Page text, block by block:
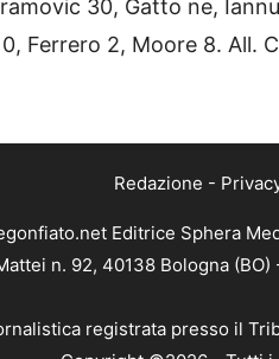
30, Gatto ne,
Ferrero 2, Moore 8. All.
Redazione -
Editrice Sphera
n. 92, 40138 Bologna
registrata presso il